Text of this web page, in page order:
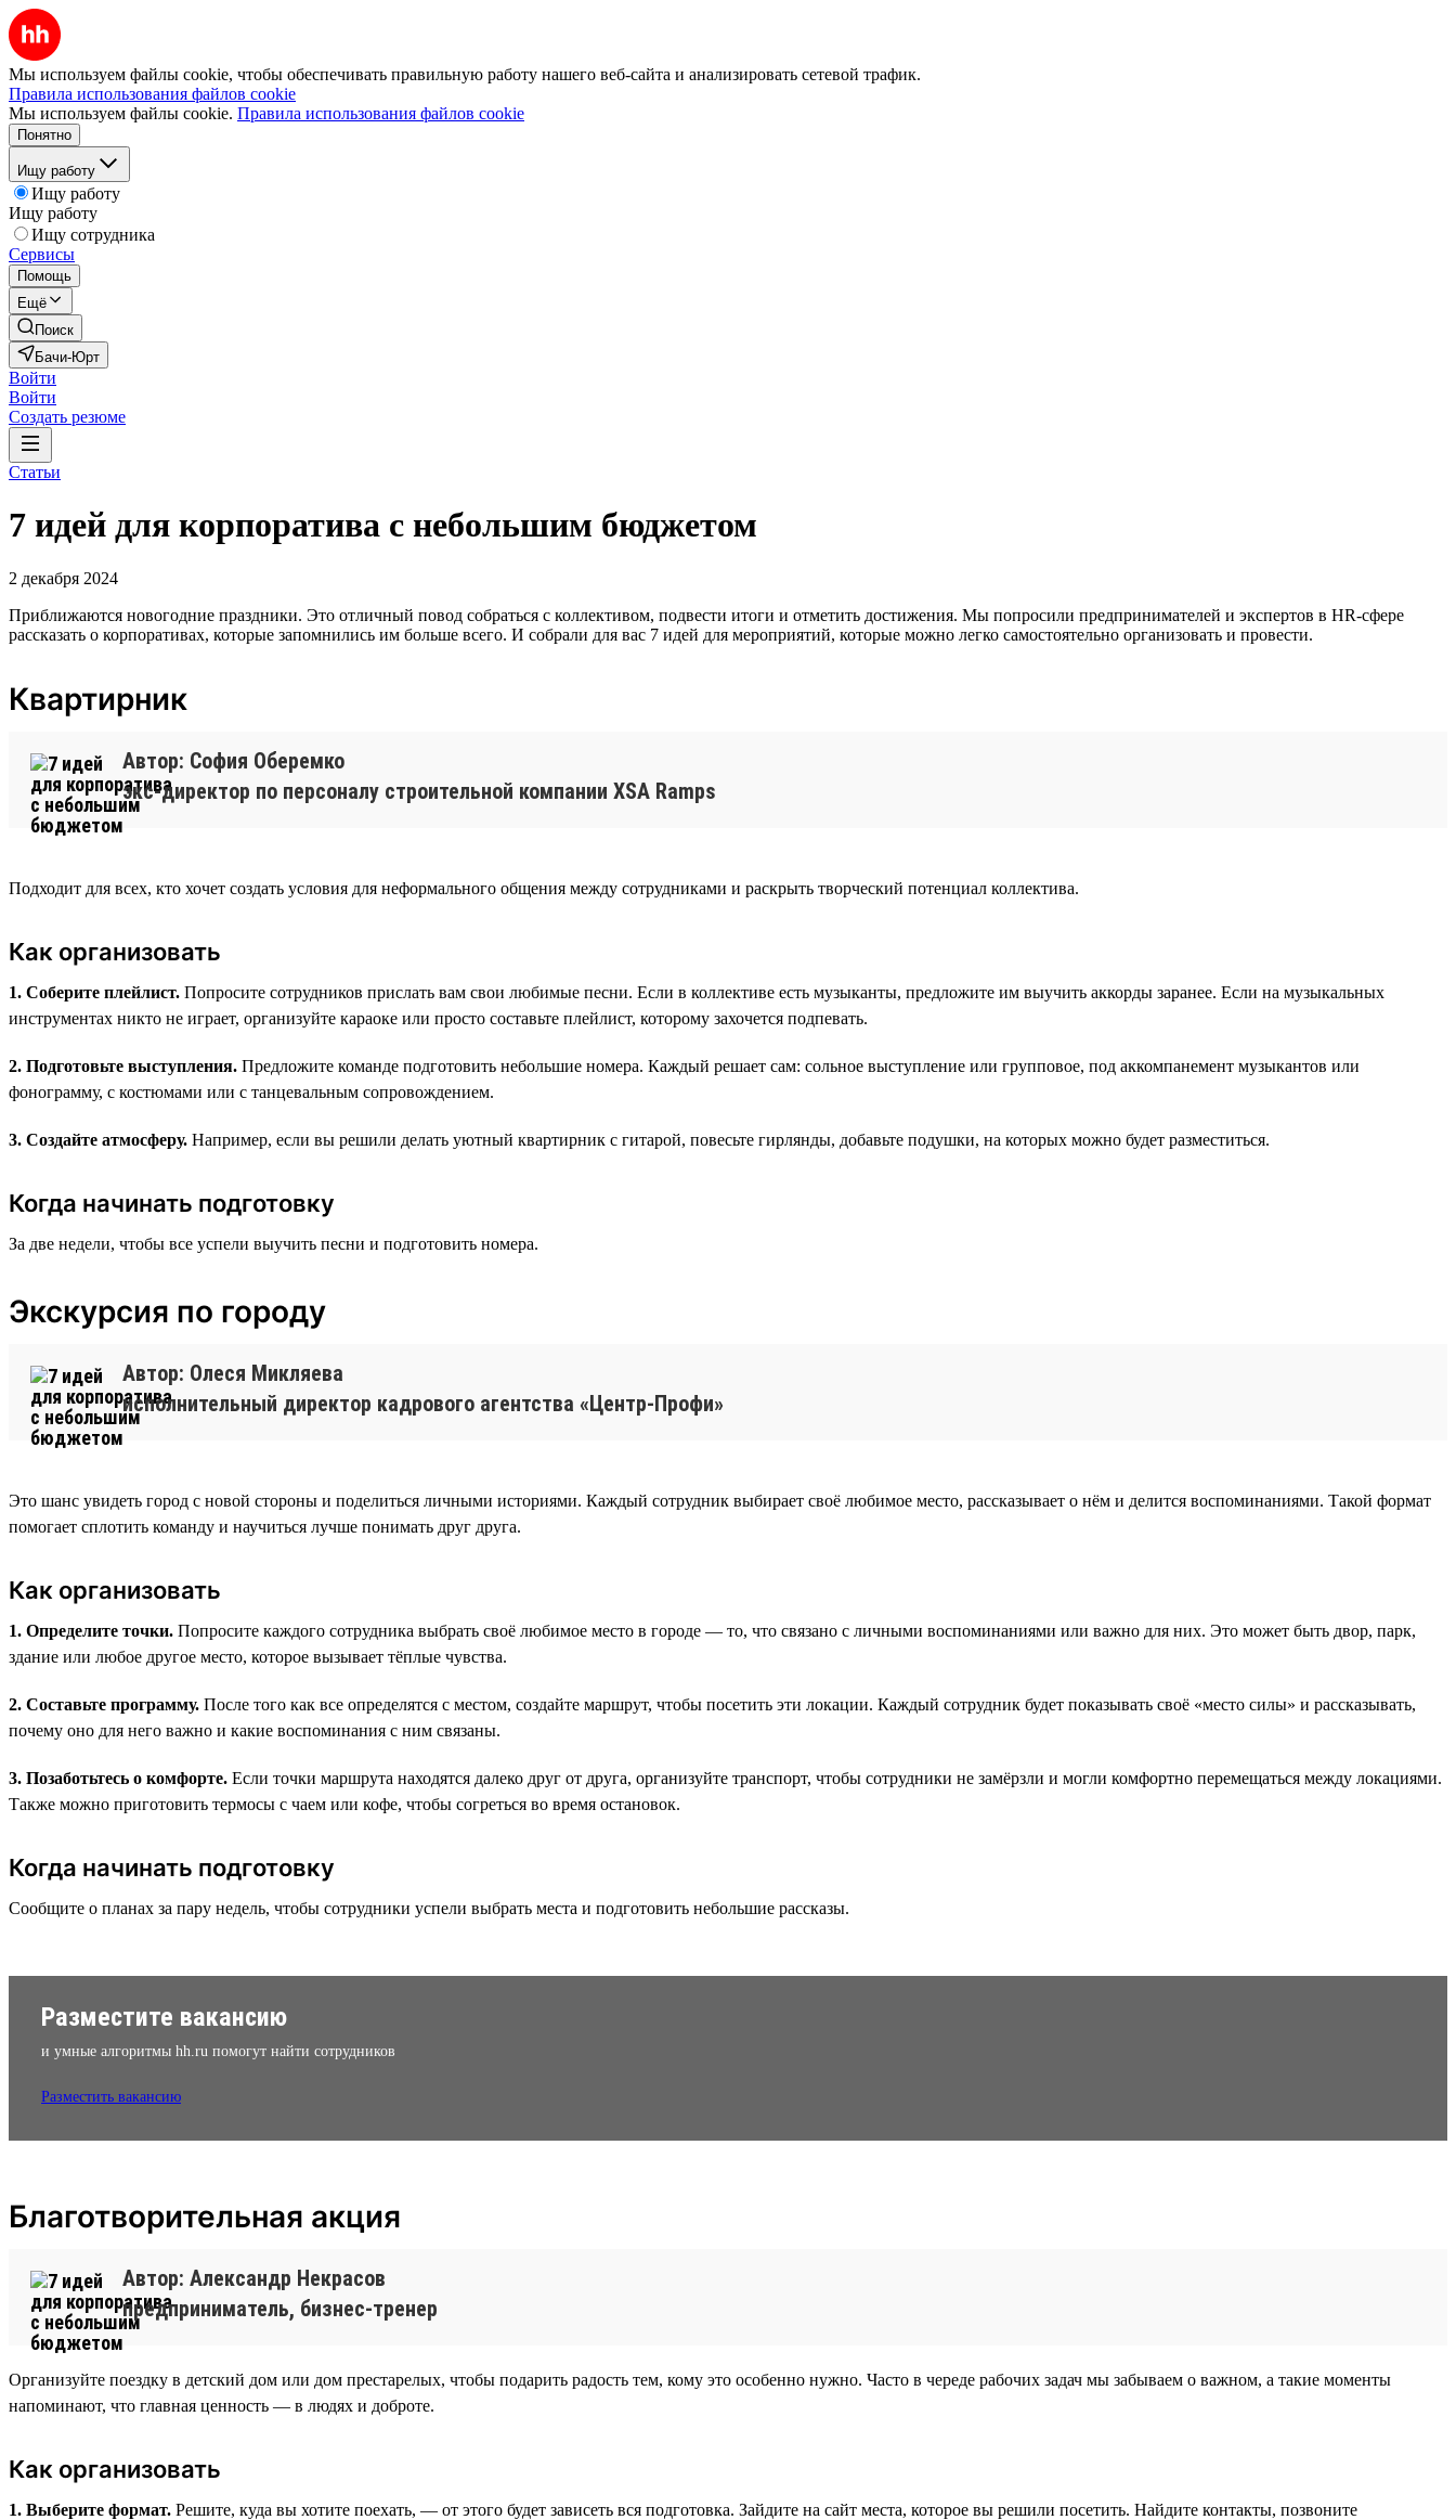
Мы используем файлы cookie, чтобы обеспечивать правильную работу нашего веб-сайта и анализировать сетевой трафик.
Правила использования файлов cookie
Мы используем файлы cookie. Правила использования файлов cookie
Понятно
Ищу работу
Ищу работу
Ищу работу
Ищу сотрудника
Сервисы
Помощь
Ещё
Поиск
Бачи-Юрт
Войти
Войти
Создать резюме
Статьи
7 идей для корпоратива с небольшим бюджетом
2 декабря 2024
Приближаются новогодние праздники. Это отличный повод собраться с коллективом, подвести итоги и отметить достижения. Мы попросили предпринимателей и экспертов в HR-сфере
рассказать о корпоративах, которые запомнились им больше всего. И собрали для вас 7 идей для мероприятий, которые можно легко самостоятельно организовать и провести.
Квартирник
Автор: София Оберемко
экс-директор по персоналу строительной компании XSA Ramps
Подходит для всех, кто хочет создать условия для неформального общения между сотрудниками и раскрыть творческий потенциал коллектива.
Как организовать
1. Соберите плейлист. Попросите сотрудников прислать вам свои любимые песни. Если в коллективе есть музыканты, предложите им выучить аккорды заранее. Если на музыкальных
инструментах никто не играет, организуйте караоке или просто составьте плейлист, которому захочется подпевать.
2. Подготовьте выступления. Предложите команде подготовить небольшие номера. Каждый решает сам: сольное выступление или групповое, под аккомпанемент музыкантов или
фонограмму, с костюмами или с танцевальным сопровождением.
3. Создайте атмосферу. Например, если вы решили делать уютный квартирник с гитарой, повесьте гирлянды, добавьте подушки, на которых можно будет разместиться.
Когда начинать подготовку
За две недели, чтобы все успели выучить песни и подготовить номера.
Экскурсия по городу
Автор: Олеся Микляева
исполнительный директор кадрового агентства «Центр-Профи»
Это шанс увидеть город с новой стороны и поделиться личными историями. Каждый сотрудник выбирает своё любимое место, рассказывает о нём и делится воспоминаниями. Такой формат
помогает сплотить команду и научиться лучше понимать друг друга.
Как организовать
1. Определите точки. Попросите каждого сотрудника выбрать своё любимое место в городе — то, что связано с личными воспоминаниями или важно для них. Это может быть двор, парк,
здание или любое другое место, которое вызывает тёплые чувства.
2. Составьте программу. После того как все определятся с местом, создайте маршрут, чтобы посетить эти локации. Каждый сотрудник будет показывать своё «место силы» и рассказывать,
почему оно для него важно и какие воспоминания с ним связаны.
3. Позаботьтесь о комфорте. Если точки маршрута находятся далеко друг от друга, организуйте транспорт, чтобы сотрудники не замёрзли и могли комфортно перемещаться между локациями.
Также можно приготовить термосы с чаем или кофе, чтобы согреться во время остановок.
Когда начинать подготовку
Сообщите о планах за пару недель, чтобы сотрудники успели выбрать места и подготовить небольшие рассказы.
Разместите вакансию
и умные алгоритмы hh.ru помогут найти сотрудников
Разместить вакансию
Благотворительная акция
Автор: Александр Некрасов
предприниматель, бизнес-тренер
Организуйте поездку в детский дом или дом престарелых, чтобы подарить радость тем, кому это особенно нужно. Часто в череде рабочих задач мы забываем о важном, а такие моменты
напоминают, что главная ценность — в людях и доброте.
Как организовать
1. Выберите формат. Решите, куда вы хотите поехать, — от этого будет зависеть вся подготовка. Зайдите на сайт места, которое вы решили посетить. Найдите контакты, позвоните